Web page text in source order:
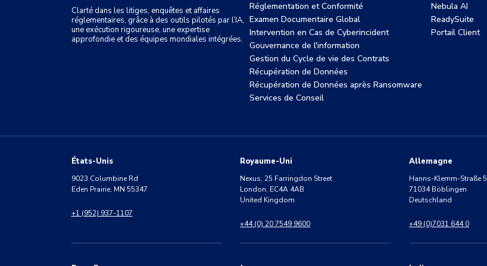
Clarté dans les litiges, enquêtes et affaires
réglementaires, grâce à des outils pilotés par l’IA,
une exécution rigoureuse, une expertise
approfondie et des équipes mondiales intégrées.
Réglementation et Conformité
Examen Documentaire Global
Intervention en Cas de Cyberincident
Gouvernance de l'information
Gestion du Cycle de vie des Contrats
Récupération de Données
Récupération de Données après Ransomware
Services de Conseil
Nebula AI
ReadySuite
Portail Client
États-Unis
9023 Columbine Rd
Eden Prairie, MN 55347
+1 (952) 937-1107
Royaume-Uni
Nexus, 25 Farringdon Street
London, EC4A 4AB
United Kingdom
+44 (0) 20 7549 9600
Allemagne
Hanns-Klemm-Straße 5
71034 Böblingen
Deutschland
+49 (0)7031 644 0